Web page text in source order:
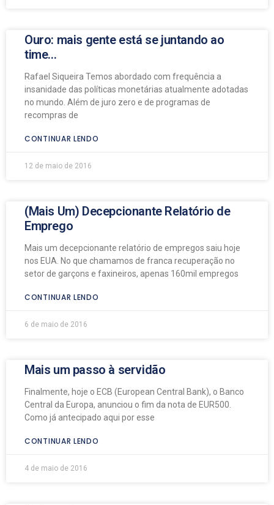
Ouro: mais gente está se juntando ao
time…
Rafael Siqueira Temos abordado com frequência a
insanidade das políticas monetárias atualmente adotadas
no mundo. Além de juro zero e de programas de
recompras de
CONTINUAR LENDO
12 de maio de 2016
(Mais Um) Decepcionante Relatório de
Emprego
Mais um decepcionante relatório de empregos saiu hoje
nos EUA. No que chamamos de franca recuperação no
setor de garçons e faxineiros, apenas 160mil empregos
CONTINUAR LENDO
6 de maio de 2016
Mais um passo à servidão
Finalmente, hoje o ECB (European Central Bank), o Banco
Central da Europa, anunciou o fim da nota de EUR500.
Como já antecipado aqui por esse
CONTINUAR LENDO
4 de maio de 2016